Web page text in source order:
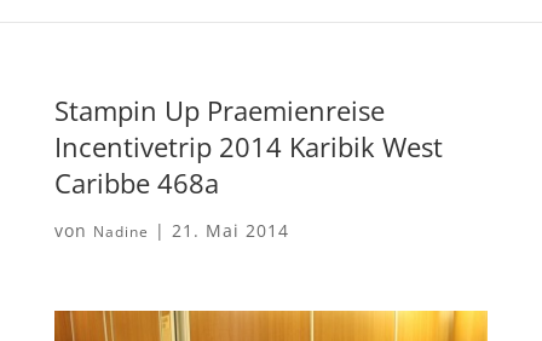
Stampin Up Praemienreise
Incentivetrip 2014 Karibik West
Caribbe 468a
von Nadine | 21. Mai 2014